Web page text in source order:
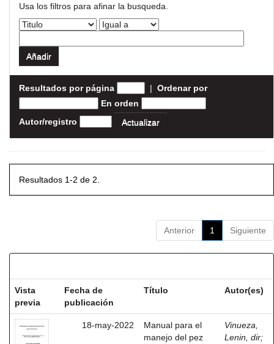
Usa los filtros para afinar la busqueda.
Resultados por página | Ordenar por
En orden
Autor/registro
Resultados 1-2 de 2.
Anterior 1 Siguiente
Vista
previa
Fecha de
publicación
Título Autor(es)
18-may-2022
Manual para el
manejo del pez
Vinueza,
Lenin, dir;